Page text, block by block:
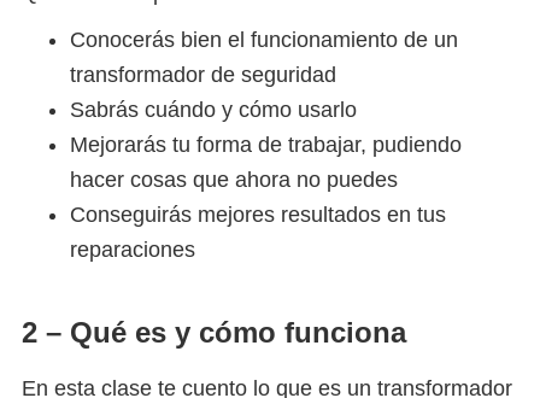
Conocerás bien el funcionamiento de un
transformador de seguridad
Sabrás cuándo y cómo usarlo
Mejorarás tu forma de trabajar, pudiendo
hacer cosas que ahora no puedes
Conseguirás mejores resultados en tus
reparaciones
2 – Qué es y cómo funciona
En esta clase te cuento lo que es un transformador